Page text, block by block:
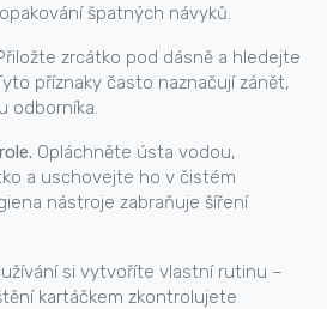
špatných návyků.
zrcátko pod dásně a hledejte
příznaky často naznačují zánět,
odborníka.
Opláchněte ústa vodou,
a uschovejte ho v čistém
nástroje zabraňuje šíření
si vytvoříte vlastní rutinu –
kartáčkem zkontrolujete